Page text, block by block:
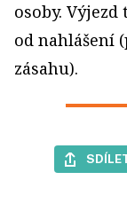
osoby.
od nahlášení
zásahu).